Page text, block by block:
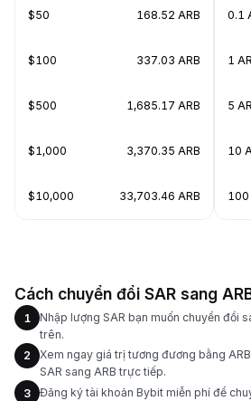
$50 168.52 ARB
$100 337.03 ARB
$500 1,685.17 ARB
$1,000 3,370.35 ARB
$10,000 33,703.46 ARB
0.1
1
5
10
100
Cách chuyển đổi SAR sang
1
Nhập lượng SAR bạn muốn chuyển đổi
trên.
2
Xem ngay giá trị tương đương bằng
SAR sang ARB trực tiếp.
3
Đăng ký tài khoản Bybit miễn phí để